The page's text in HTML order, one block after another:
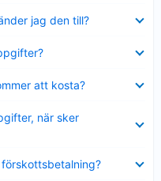
jag den till?
att kosta?
när sker